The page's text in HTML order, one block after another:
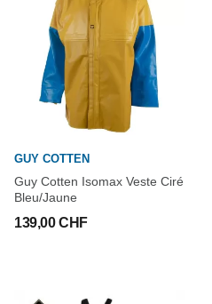
GUY COTTEN
Guy Cotten Isomax Veste Ciré
Bleu/Jaune
139,00 CHF